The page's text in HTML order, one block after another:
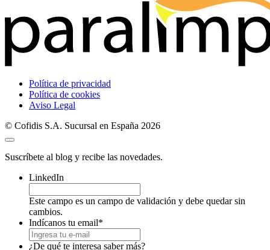
Política de privacidad
Política de cookies
Aviso Legal
© Cofidis S.A. Sucursal en España 2026
Suscríbete al blog y recibe las novedades.
LinkedIn
Este campo es un campo de validación y debe quedar sin
cambios.
Indícanos tu email*
¿De qué te interesa saber más?